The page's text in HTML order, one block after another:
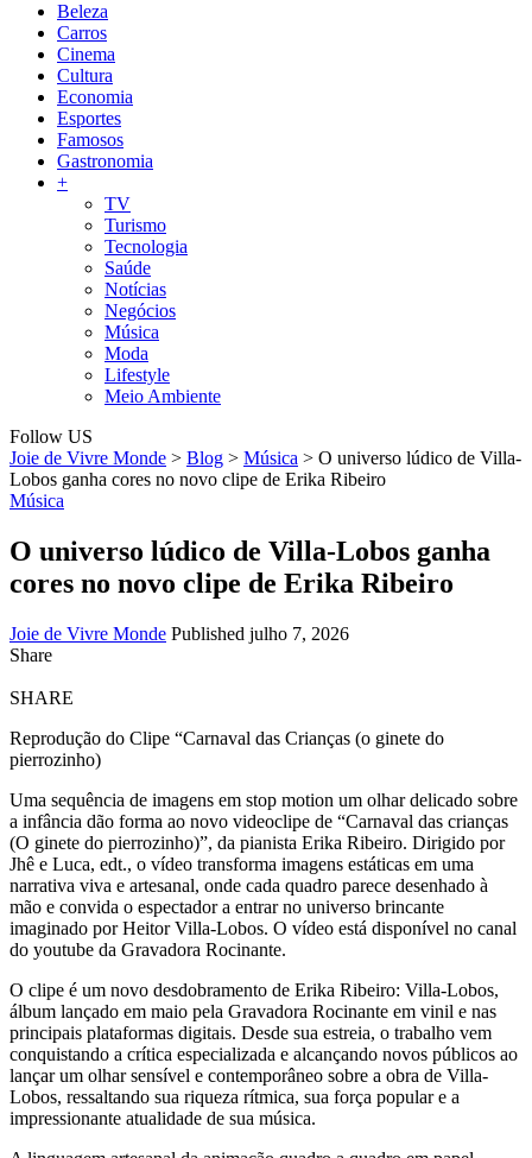
Beleza
Carros
Cinema
Cultura
Economia
Esportes
Famosos
Gastronomia
+
TV
Turismo
Tecnologia
Saúde
Notícias
Negócios
Música
Moda
Lifestyle
Meio Ambiente
Follow US
Joie de Vivre Monde > Blog > Música > O universo lúdico de Villa-
Lobos ganha cores no novo clipe de Erika Ribeiro
Música
O universo lúdico de Villa-Lobos ganha
cores no novo clipe de Erika Ribeiro
Joie de Vivre Monde Published julho 7, 2026
Share
SHARE
Reprodução do Clipe “Carnaval das Crianças (o ginete do
pierrozinho)
Uma sequência de imagens em stop motion um olhar delicado sobre
a infância dão forma ao novo videoclipe de “Carnaval das crianças
(O ginete do pierrozinho)”, da pianista Erika Ribeiro. Dirigido por
Jhê e Luca, edt., o vídeo transforma imagens estáticas em uma
narrativa viva e artesanal, onde cada quadro parece desenhado à
mão e convida o espectador a entrar no universo brincante
imaginado por Heitor Villa-Lobos. O vídeo está disponível no canal
do youtube da Gravadora Rocinante.
O clipe é um novo desdobramento de Erika Ribeiro: Villa-Lobos,
álbum lançado em maio pela Gravadora Rocinante em vinil e nas
principais plataformas digitais. Desde sua estreia, o trabalho vem
conquistando a crítica especializada e alcançando novos públicos ao
lançar um olhar sensível e contemporâneo sobre a obra de Villa-
Lobos, ressaltando sua riqueza rítmica, sua força popular e a
impressionante atualidade de sua música.